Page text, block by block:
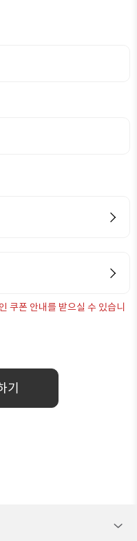
쿠폰 안내를 받으실 수 있습니
기